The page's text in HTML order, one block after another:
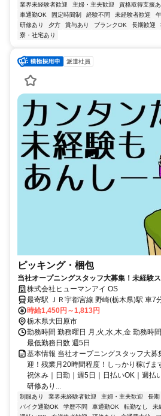
業界未経験者歓迎 主婦・主夫歓迎 資格取得支援あ
車通勤OK
固定時間制 経験不問 未経験者歓迎
研修あり
夕方 賞与あり ブランクOK 長期歓迎
寮・社宅あり
派遣社員
ピッキング・梱包
当社オープニングスタッフ大募集！未経験
間程度！しっかり稼げます！月収26万円以上
株式会社ヒューマンアイ OS
最寄駅 ＪＲ宇都宮線 野崎(栃木県)駅 車7
料駐車場完備）
時給1,450円～1,813円
栃木県大田原市
勤務時間 勤務曜日 月,火,水,木,金 勤務時
最低勤務日数 週5日
基本情報 当社オープニングスタッフ大募
迎！残業月20時間程度！しっかり稼げま
祝休み｜日勤｜週5日｜日払いOK｜週払
研修あり...
制服あり 業界未経験者歓迎 主婦・主夫歓迎 長期
バイク通勤OK
学歴不問 車通勤OK 転勤なし 未